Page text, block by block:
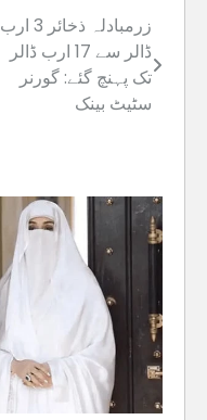
زرمبادلہ ذخائر 3 ارب
ڈالر سے 17 ارب ڈالر
تک پہنچ گئے: گورنر
سٹیٹ بینک